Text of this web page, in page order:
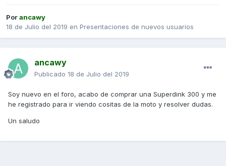
Porancawy
18 de Julio del 2019 en Presentaciones de nuevos usuarios
ancawy
Publicado 18 de Julio del 2019
Soy nuevo en el foro, acabo de comprar una Superdink 300 y me
he registrado para ir viendo cositas de la moto y resolver dudas.
Un saludo